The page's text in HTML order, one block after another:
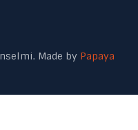
Made by Papaya